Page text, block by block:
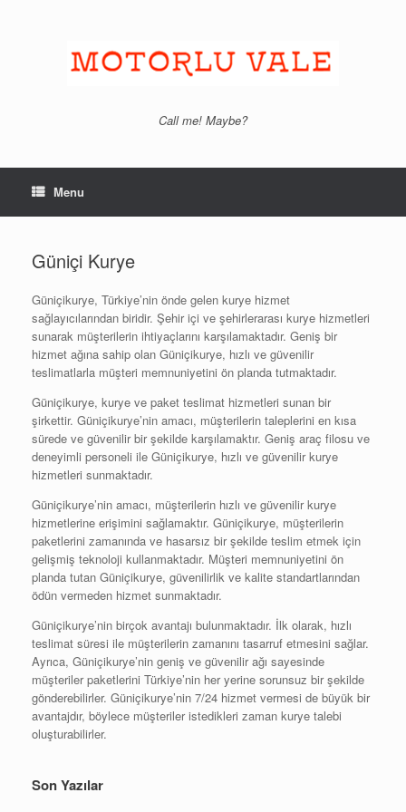
Call me! Maybe?
Menu
Güniçi Kurye
Güniçikurye, Türkiye’nin önde gelen kurye hizmet
sağlayıcılarından biridir. Şehir içi ve şehirlerarası kurye hizmetleri
sunarak müşterilerin ihtiyaçlarını karşılamaktadır. Geniş bir
hizmet ağına sahip olan Güniçikurye, hızlı ve güvenilir
teslimatlarla müşteri memnuniyetini ön planda tutmaktadır.
Güniçikurye, kurye ve paket teslimat hizmetleri sunan bir
şirkettir. Güniçikurye’nin amacı, müşterilerin taleplerini en kısa
sürede ve güvenilir bir şekilde karşılamaktır. Geniş araç filosu ve
deneyimli personeli ile Güniçikurye, hızlı ve güvenilir kurye
hizmetleri sunmaktadır.
Güniçikurye’nin amacı, müşterilerin hızlı ve güvenilir kurye
hizmetlerine erişimini sağlamaktır. Güniçikurye, müşterilerin
paketlerini zamanında ve hasarsız bir şekilde teslim etmek için
gelişmiş teknoloji kullanmaktadır. Müşteri memnuniyetini ön
planda tutan Güniçikurye, güvenilirlik ve kalite standartlarından
ödün vermeden hizmet sunmaktadır.
Güniçikurye’nin birçok avantajı bulunmaktadır. İlk olarak, hızlı
teslimat süresi ile müşterilerin zamanını tasarruf etmesini sağlar.
Ayrıca, Güniçikurye’nin geniş ve güvenilir ağı sayesinde
müşteriler paketlerini Türkiye’nin her yerine sorunsuz bir şekilde
gönderebilirler. Güniçikurye’nin 7/24 hizmet vermesi de büyük bir
avantajdır, böylece müşteriler istedikleri zaman kurye talebi
oluşturabilirler.
Son Yazılar